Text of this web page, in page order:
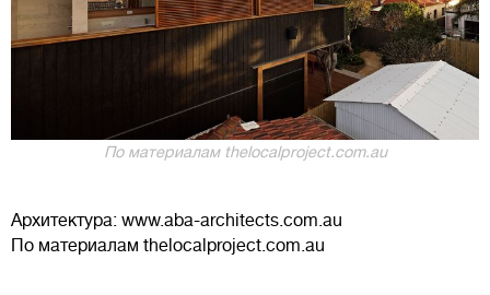
По материалам thelocalproject.com.au
Архитектура: www.aba-architects.com.au
По материалам thelocalproject.com.au